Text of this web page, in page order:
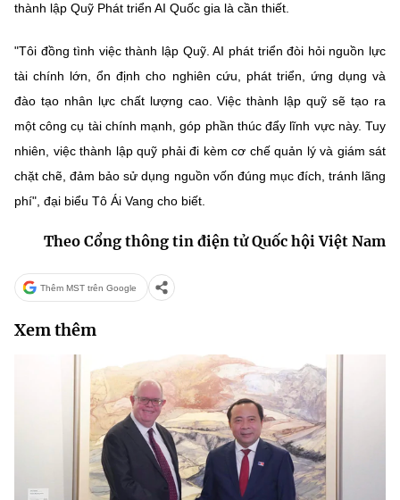
thành lập Quỹ Phát triển AI Quốc gia là cần thiết.
"Tôi đồng tình việc thành lập Quỹ. AI phát triển đòi hỏi nguồn lực
tài chính lớn, ổn định cho nghiên cứu, phát triển, ứng dụng và
đào tạo nhân lực chất lượng cao. Việc thành lập quỹ sẽ tạo ra
một công cụ tài chính mạnh, góp phần thúc đẩy lĩnh vực này. Tuy
nhiên, việc thành lập quỹ phải đi kèm cơ chế quản lý và giám sát
chặt chẽ, đảm bảo sử dụng nguồn vốn đúng mục đích, tránh lãng
phí", đại biểu Tô Ái Vang cho biết.
Theo Cổng thông tin điện tử Quốc hội Việt Nam
Thêm MST trên Google
Xem thêm